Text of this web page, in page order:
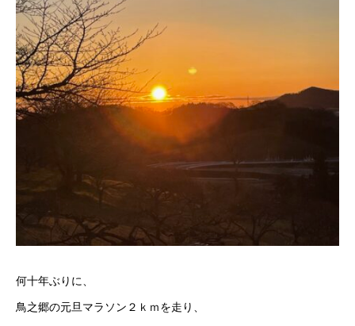
何十年ぶりに、
鳥之郷の元旦マラソン２ｋｍを走り、